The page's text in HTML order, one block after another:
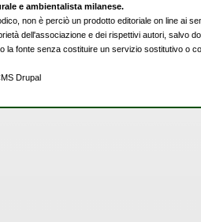
e ambientalista milanese.
non è perciò un prodotto editoriale on line ai
dell'associazione e dei rispettivi autori, salvo
la fonte senza costituire un servizio sostitutivo o
Drupal